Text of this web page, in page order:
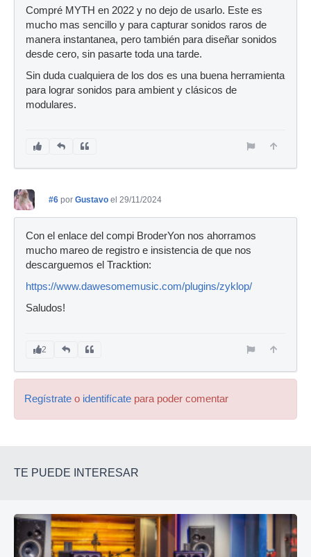
Compré MYTH en 2022 y no dejo de usarlo. Este es
mucho mas sencillo y para capturar sonidos raros de
manera instantanea, pero también para diseñar sonidos
desde cero, sin pasarte toda una tarde.
Sin duda cualquiera de los dos es una buena herramienta
para lograr sonidos para ambient y clásicos de
modulares.
#6 por Gustavo el 29/11/2024
Con el enlace del compi BroderYon nos ahorramos
mucho mareo de registro e insistencia de que nos
descarguemos el Tracktion:
https://www.dawesomemusic.com/plugins/zyklop/
Saludos!
2
Regístrate o identifícate para poder comentar
TE PUEDE INTERESAR